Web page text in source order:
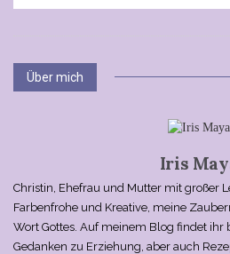
Über mich
Iris
Christin, Ehefrau und Mutter mit großer
Farbenfrohe und Kreative, meine
Wort Gottes. Auf meinem Blog findet ihr
Gedanken zu Erziehung, aber auch